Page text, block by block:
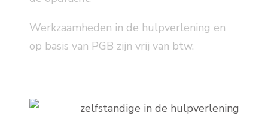
Werkzaamheden in de hulpverlening en
op basis van PGB zijn vrij van btw.